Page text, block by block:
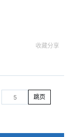
收藏分享
跳页